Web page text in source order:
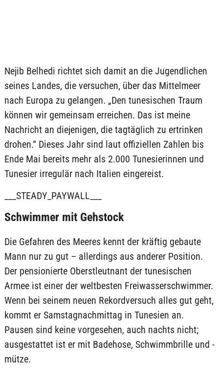
Nejib Belhedi richtet sich damit an die Jugendlichen
seines Landes, die versuchen, über das Mittelmeer
nach Europa zu gelangen. „Den tunesischen Traum
können wir gemeinsam erreichen. Das ist meine
Nachricht an diejenigen, die tagtäglich zu ertrinken
drohen.“ Dieses Jahr sind laut offiziellen Zahlen bis
Ende Mai bereits mehr als 2.000 Tunesierinnen und
Tunesier irregulär nach Italien eingereist.
___STEADY_PAYWALL___
Schwimmer mit Gehstock
Die Gefahren des Meeres kennt der kräftig gebaute
Mann nur zu gut – allerdings aus anderer Position.
Der pensionierte Oberstleutnant der tunesischen
Armee ist einer der weltbesten Freiwasserschwimmer.
Wenn bei seinem neuen Rekordversuch alles gut geht,
kommt er Samstagnachmittag in Tunesien an.
Pausen sind keine vorgesehen, auch nachts nicht;
ausgestattet ist er mit Badehose, Schwimmbrille und -
mütze.